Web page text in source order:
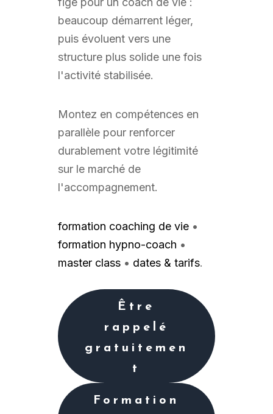
beaucoup démarrent léger,
puis évoluent vers une
structure plus solide une fois
l'activité stabilisée.
Montez en compétences en
parallèle pour renforcer
durablement votre légitimité
sur le marché de
l'accompagnement.
formation coaching de vie•
formation hypno-coach •
master class• dates & tarifs.
Être
rappelé
gratuitemen
t
Formation